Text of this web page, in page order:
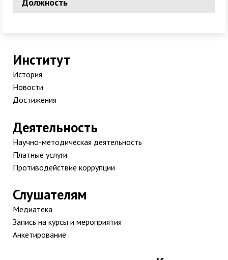
Должность
Институт
История
Новости
Достижения
Деятельность
Научно-методическая деятельность
Платные услуги
Противодействие коррупции
Слушателям
Медиатека
Запись на курсы и мероприятия
Анкетирование